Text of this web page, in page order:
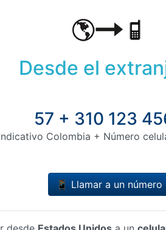
Desde el
57 + 310 123
Colombia + Número
📱 Llamar a un número